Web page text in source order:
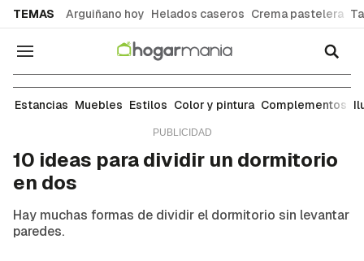
TEMAS Arguiñano hoy Helados caseros Crema pastelera
Navegación
Ideas para decorar cada estancia de tu casa:
Estancias Muebles Estilos Color y pintura Complementos
10 ideas para dividir un dormitorio
en dos
Hay muchas formas de dividir el dormitorio sin levantar
paredes.